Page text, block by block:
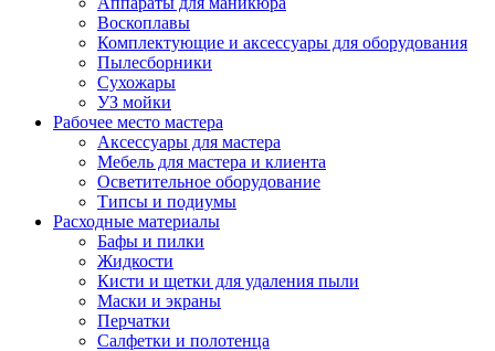
Воскоплавы
Комплектующие и аксессуары для оборудования
Пылесборники
Сухожары
УЗ мойки
Рабочее место мастера
Аксессуары для мастера
Мебель для мастера и клиента
Осветительное оборудование
Типсы и подиумы
Расходные материалы
Бафы и пилки
Жидкости
Кисти и щетки для удаления пыли
Маски и экраны
Перчатки
Салфетки и полотенца